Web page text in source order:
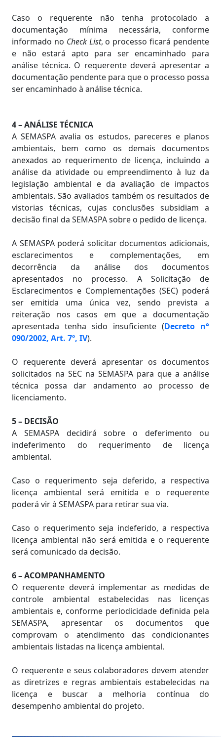
Caso o requerente não tenha protocolado a
documentação mínima necessária, conforme
informado no Check List, o processo ficará pendente
e não estará apto para ser encaminhado para
análise técnica. O requerente deverá apresentar a
documentação pendente para que o processo possa
ser encaminhado à análise técnica.
4 – ANÁLISE TÉCNICA
A SEMASPA avalia os estudos, pareceres e planos
ambientais, bem como os demais documentos
anexados ao requerimento de licença, incluindo a
análise da atividade ou empreendimento à luz da
legislação ambiental e da avaliação de impactos
ambientais. São avaliados também os resultados de
vistorias técnicas, cujas conclusões subsidiam a
decisão final da SEMASPA sobre o pedido de licença.
A SEMASPA poderá solicitar documentos adicionais,
esclarecimentos e complementações, em
decorrência da análise dos documentos
apresentados no processo. A Solicitação de
Esclarecimentos e Complementações (SEC) poderá
ser emitida uma única vez, sendo prevista a
reiteração nos casos em que a documentação
apresentada tenha sido insuficiente (Decreto n°
090/2002, Art. 7º, IV).
O requerente deverá apresentar os documentos
solicitados na SEC na SEMASPA para que a análise
técnica possa dar andamento ao processo de
licenciamento.
5 – DECISÃO
A SEMASPA decidirá sobre o deferimento ou
indeferimento do requerimento de licença
ambiental.
Caso o requerimento seja deferido, a respectiva
licença ambiental será emitida e o requerente
poderá vir à SEMASPA para retirar sua via.
Caso o requerimento seja indeferido, a respectiva
licença ambiental não será emitida e o requerente
será comunicado da decisão.
6 – ACOMPANHAMENTO
O requerente deverá implementar as medidas de
controle ambiental estabelecidas nas licenças
ambientais e, conforme periodicidade definida pela
SEMASPA, apresentar os documentos que
comprovam o atendimento das condicionantes
ambientais listadas na licença ambiental.
O requerente e seus colaboradores devem atender
as diretrizes e regras ambientais estabelecidas na
licença e buscar a melhoria contínua do
desempenho ambiental do projeto.